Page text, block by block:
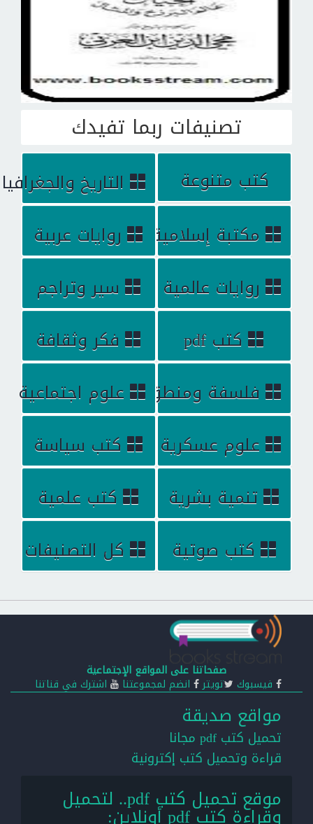
تصنيفات ربما تفيدك
كتب متنوعة
التاريخ والجغرافيا
مكتبة إسلامية
روايات عربية
روايات عالمية
سير وتراجم
كتب pdf
فكر وثقافة
فلسفة ومنطق
علوم اجتماعية
علوم عسكرية
كتب سياسة
تنمية بشرية
كتب علمية
كتب صوتية
كل التصنيفات
صفحاتنا على المواقع الإجتماعية
فيسبوك تويتر انضم لمجموعتنا اشترك في قناتنا
مواقع صديقة
تحميل كتب pdf مجانا
قراءة وتحميل كتب إكترونية
موقع تحميل كتب pdf.. لتحميل
وقراءة كتب pdf أونلاين: